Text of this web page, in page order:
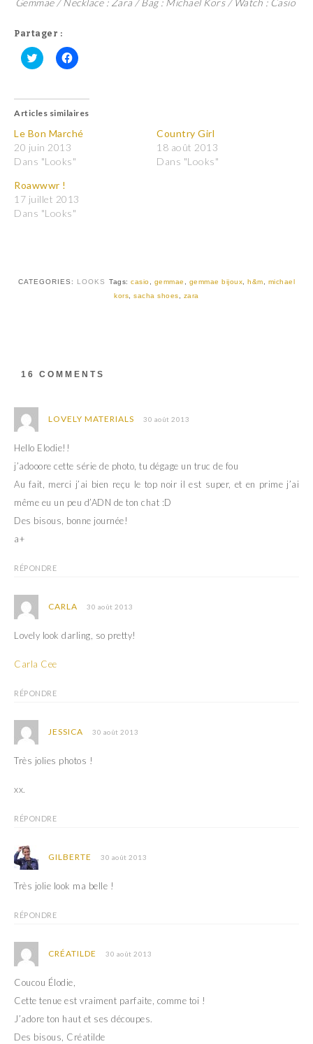
Gemmae / Necklace : Zara / Bag : Michael Kors / Watch : Casio
Partager :
C
q
e
p
o
u
r
p
r
t
a
g
w
i
r
e
n
s
u
e
n
o
u
v
e
l
f
r
C
q
e
p
o
u
r
p
r
t
a
g
a
c
v
r
n
s
n
e
n
o
v
l
e
Articles similaires
Le Bon Marché
20 juin 2013
Dans "Looks"
Country Girl
18 août 2013
Dans "Looks"
Roawwwr !
17 juillet 2013
Dans "Looks"
CATEGORIES: LOOKS Tags: casio, gemmae , gemmae bijoux, h&m, michael
kors,sacha shoes, zara
16 COMMENTS
LOVELY MATERIALS 30 août 2013
Hello Elodie!!
j’adooore cette série de photo, tu dégage un truc de fou
Au fait, merci j’ai bien reçu le top noir il est super, et en prime j’ai
même eu un peu d’ADN de ton chat :D
Des bisous, bonne journée!
a+
RÉPONDRE
CARLA 30 août 2013
Lovely look darling, so pretty!
Carla Cee
RÉPONDRE
JESSICA 30 août 2013
Très jolies photos !
xx.
RÉPONDRE
GILBERTE 30 août 2013
Très jolie look ma belle !
RÉPONDRE
CRÉATILDE 30 août 2013
Coucou Élodie,
Cette tenue est vraiment parfaite, comme toi !
J’adore ton haut et ses découpes.
Des bisous, Créatilde